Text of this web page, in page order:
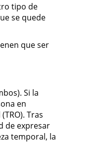
tipo de
se quede
que ser
Si la
en
Tras
de expresar
temporal, la